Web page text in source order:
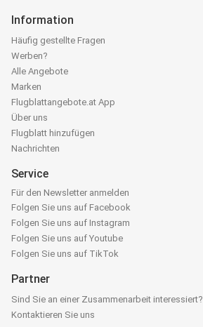
Information
Häufig gestellte Fragen
Werben?
Alle Angebote
Marken
Flugblattangebote.at App
Über uns
Flugblatt hinzufügen
Nachrichten
Service
Für den Newsletter anmelden
Folgen Sie uns auf Facebook
Folgen Sie uns auf Instagram
Folgen Sie uns auf Youtube
Folgen Sie uns auf TikTok
Partner
Sind Sie an einer Zusammenarbeit interessiert?
Kontaktieren Sie uns